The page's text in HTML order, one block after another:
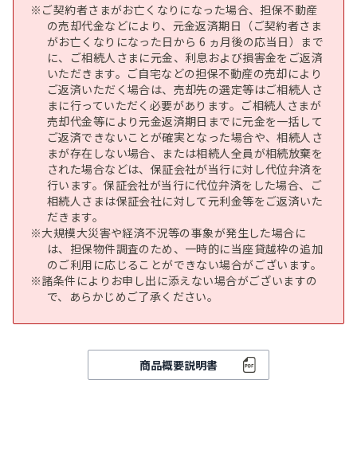
ご契約者さまがお亡くなりになった場合、担保不動産
の売却代金などにより、元金返済期日（ご契約者さま
がお亡くなりになった日から 6 ヵ月後の応当日）まで
に、ご相続人さまに元金、利息および損害金をご返済
いただきます。ご自宅などの担保不動産の売却により
ご返済いただく場合は、売却先の選定等はご相続人さ
まに行っていただく必要があります。ご相続人さまが
売却代金等により元金返済期日までに元金を一括して
ご返済できないことが確実となった場合や、相続人さ
まが存在しない場合、または相続人全員が相続放棄を
された場合などは、保証会社が当行に対し代位弁済を
行います。保証会社が当行に代位弁済をした場合、ご
相続人さまは保証会社に対して元利金等をご返済いた
だきます。
大規模大災害や経済不況等の事象が発生した場合に
は、担保物件調査のため、一時的に当座貸越枠の追加
のご利用に応じることができない場合がございます。
諸条件によりお申し出に添えない場合がございますの
で、あらかじめご了承ください。
商品概要説明書